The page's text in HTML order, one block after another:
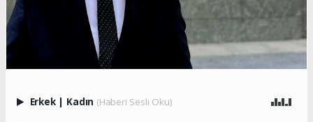
Erkek | Kadın (Haberi Sesli Oku)